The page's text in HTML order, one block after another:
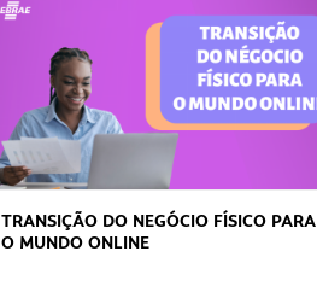
TRANSIÇÃO DO NEGÓCIO FÍSICO PARA
O MUNDO ONLINE